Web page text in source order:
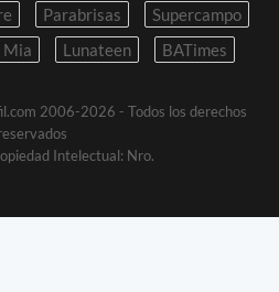
Parabrisas
Supercampo
Mia Lunateen BATimes
2006-2026 - Todos los derechos
Intelectual: Nro.